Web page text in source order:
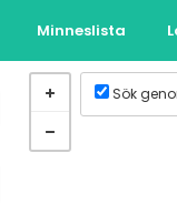
Minneslista
Sök